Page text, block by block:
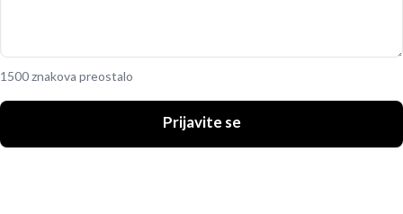
1500 znakova preostalo
Prijavite se